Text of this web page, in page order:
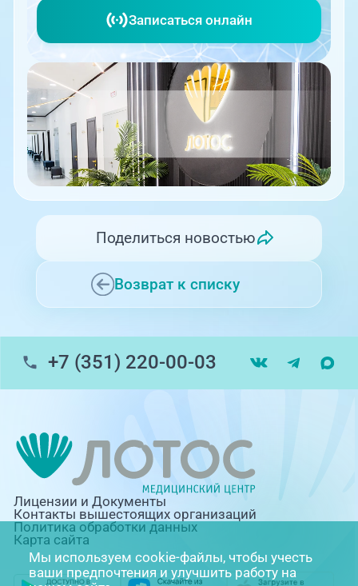
Записаться онлайн
Возврат к списку
Поделиться новостью
+7 (351) 220-00-03
Лицензии и Документы
Контакты вышестоящих организаций
Политика обработки данных
Карта сайта
Мы используем cookie-файлы, чтобы учесть
ваши предпочтения и улучшить работу на